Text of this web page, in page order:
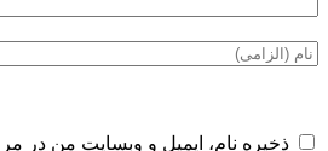
ذخیره نام، ایمیل و وبسایت من در